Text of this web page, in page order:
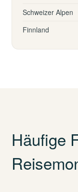
Schweizer Alpen
Finnland
Häufige